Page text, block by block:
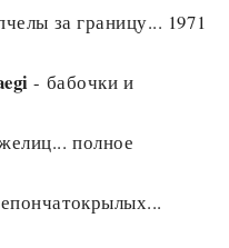
за границу... 1971
- бабочки и
полное